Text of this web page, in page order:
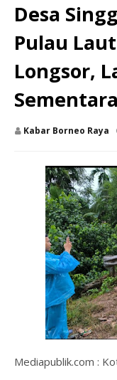
Desa
Pulau
Longsor,
Sementara
Kabar Borneo Raya
Mediapublik.com :